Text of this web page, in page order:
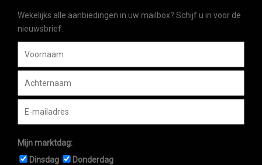
Wekelijks alle aanbiedingen in uw mailbox? Schijf u in voor de
nieuwsbrief.
Mijn marktdag:
Dinsdag
Donderdag